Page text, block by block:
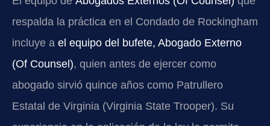
respalda la práctica en el Condado de Rockingham
incluye a el equipo del bufete, Abogado Externo
(Of Counsel), quien antes de ejercer como
abogado sirvió quince años como Patrullero
Estatal de Virginia (Virginia State Trooper). Su